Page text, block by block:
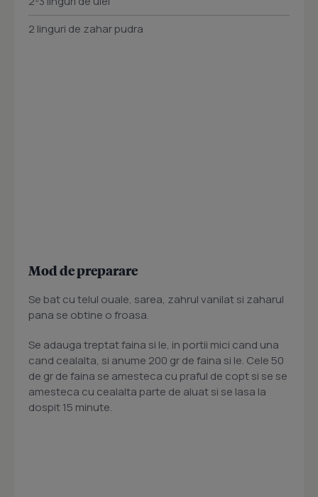
2 linguri de zahar pudra
Mod de preparare
Se bat cu telul ouale, sarea, zahrul vanilat si zaharul
pana se obtine o froasa.
Se adauga treptat faina si le, in portii mici cand una
cand cealalta, si anume 200 gr de faina si le. Cele 50
de gr de faina se amesteca cu praful de copt si se se
amesteca cu cealalta parte de aluat si se lasa la
dospit 15 minute.